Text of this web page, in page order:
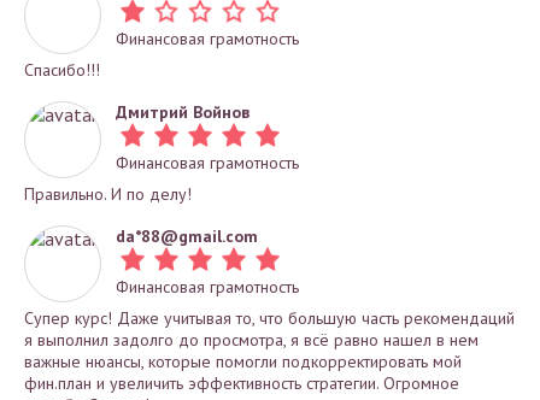
Финансовая грамотность
Спасибо!!!
Дмитрий Войнов
Финансовая грамотность
Правильно. И по делу!
da*88@gmail.com
Финансовая грамотность
Супер курс! Даже учитывая то, что большую часть рекомендаций
я выполнил задолго до просмотра, я всё равно нашел в нем
важные нюансы, которые помогли подкорректировать мой
фин.план и увеличить эффективность стратегии. Огромное